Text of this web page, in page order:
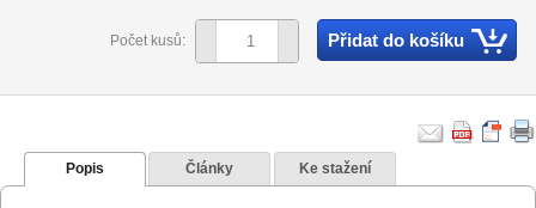
Počet kusů: Přidat do košíku
Popis Články Ke stažení